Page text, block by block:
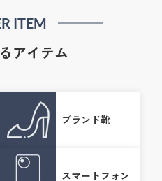
ITEM
アイテム
ブランド靴
スマートフォン